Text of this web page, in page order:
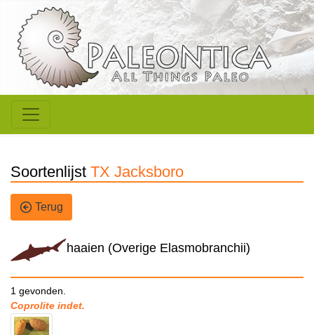
Soortenlijst TX Jacksboro
Terug
haaien (Overige Elasmobranchii)
1 gevonden.
Coprolite indet.